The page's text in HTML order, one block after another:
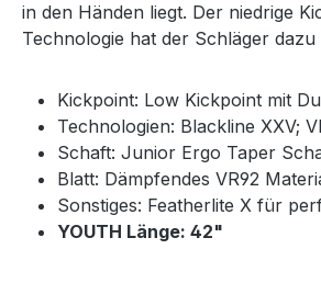
in den Händen liegt. Der niedrige
Technologie hat der Schläger dazu
Kickpoint: Low Kickpoint mit
Technologien: Blackline XXV;
Schaft: Junior Ergo Taper
Blatt: Dämpfendes VR92
Sonstiges: Featherlite X für
YOUTH Länge: 42"